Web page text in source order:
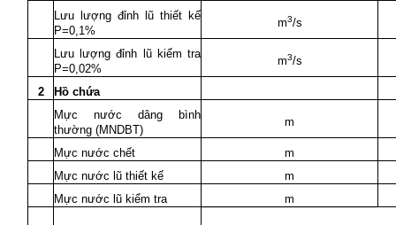
Lưu lượng đỉnh lũ thiết kế
P=0,1%
m3/s
Lưu lượng đỉnh lũ kiểm tra
P=0,02%
m3/s
2
Hồ chứa
Mực nước dâng bình
thường (MNDBT)
m
Mực nước chết
m
Mực nước lũ thiết kế
m
Mực nước lũ kiểm tra
m